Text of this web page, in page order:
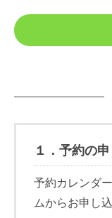
１．予約の
予約カレンダ
ムからお申し